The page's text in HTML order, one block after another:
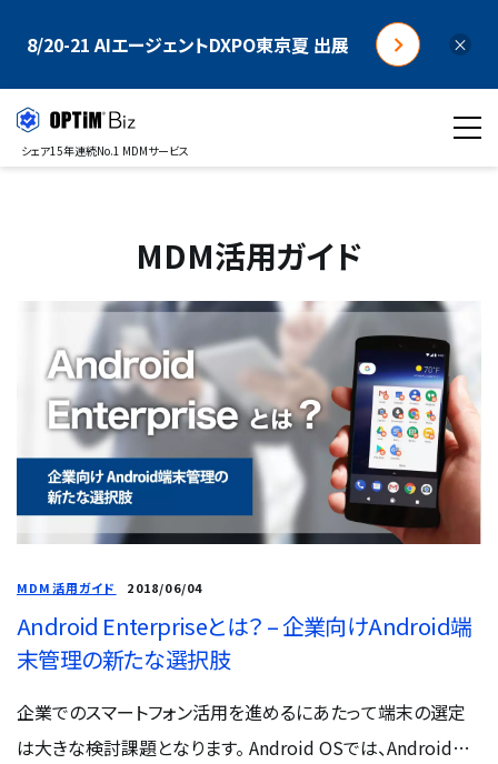
8/20-21 AIエージェントDXPO東京夏 出展 ×
シェア15年連続No.1 MDMサービス
MDM活用ガイド
MDM活用ガイド 2018/06/04
Android Enterpriseとは？ – 企業向けAndroid端
末管理の新たな選択肢
企業でのスマートフォン活用を進めるにあたって端末の選定
は大きな検討課題となります。 Android OSでは、Androidデ